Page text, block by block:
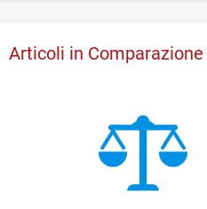
Articoli in Comparazione